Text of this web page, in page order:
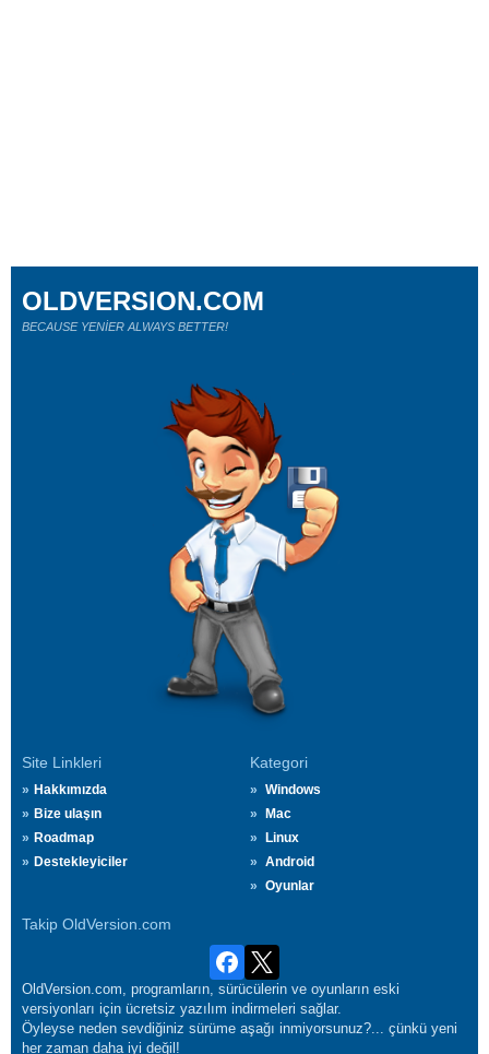
Site Linkleri
Hakkımızda
Bize ulaşın
Roadmap
Destekleyiciler
Kategori
Windows
Mac
Linux
Android
Oyunlar
Takip OldVersion.com
OLDVERSION.COM
BECAUSE YENİER ALWAYS BETTER!
OldVersion.com, programların, sürücülerin ve oyunların eski
versiyonları için ücretsiz yazılım indirmeleri sağlar.
Öyleyse neden sevdiğiniz sürüme aşağı inmiyorsunuz?... çünkü yeni
her zaman daha iyi değil!